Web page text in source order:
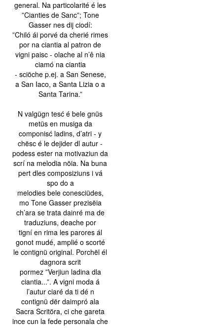
general. Na particolarité é les
”Cianties de Sanc”; Tone
Gasser nes dij ciodí:
”Chiló ái porvé da cherié rimes
por na ciantia al patron de
vigni paisc - olache al n’ê nia
ciamó na ciantia
- sciöche p.ej. a San Senese,
a San Iaco, a Santa Lizia o a
Santa Tarina.”
N valgügn tesć é bele gnüs
metüs en musiga da
componisć ladins, d’atri - y
chësc é le dejider dl autur -
podess ester na motivaziun da
scrí na melodia nöia. Na buna
pert dles composiziuns i vá
spo do a
melodies bele conesciüdes,
mo Tone Gasser prezisëia
ch’ara se trata dainré ma de
traduziuns, deache por
tigní en rima les parores ál
gonot mudé, amplié o scorté
le contignü original. Porchël él
dagnora scrit
pormez ”Verjiun ladina dla
ciantia...”. A vigni moda á
l’autur ciaré da ti dé n
contignü dër daimpró ala
Sacra Scritöra, ci che gareta
ince cun la fede personala che